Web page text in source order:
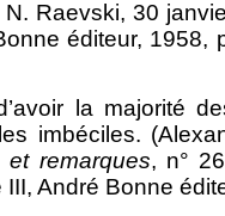
N. Raevski, 30
éditeur, 1958,
la majorité
imbéciles.
et remarques, n°
III, André Bonne